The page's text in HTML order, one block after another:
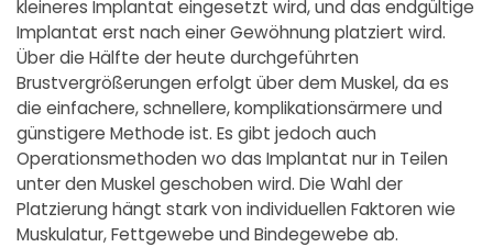
kleineres Implantat eingesetzt wird, und das endgültige
Implantat erst nach einer Gewöhnung platziert wird.
Über die Hälfte der heute durchgeführten
Brustvergrößerungen erfolgt über dem Muskel, da es
die einfachere, schnellere, komplikationsärmere und
günstigere Methode ist. Es gibt jedoch auch
Operationsmethoden wo das Implantat nur in Teilen
unter den Muskel geschoben wird. Die Wahl der
Platzierung hängt stark von individuellen Faktoren wie
Muskulatur, Fettgewebe und Bindegewebe ab.